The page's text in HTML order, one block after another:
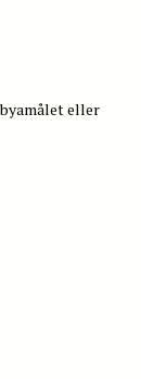
eller